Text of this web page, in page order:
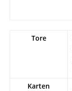
Tore
Karten